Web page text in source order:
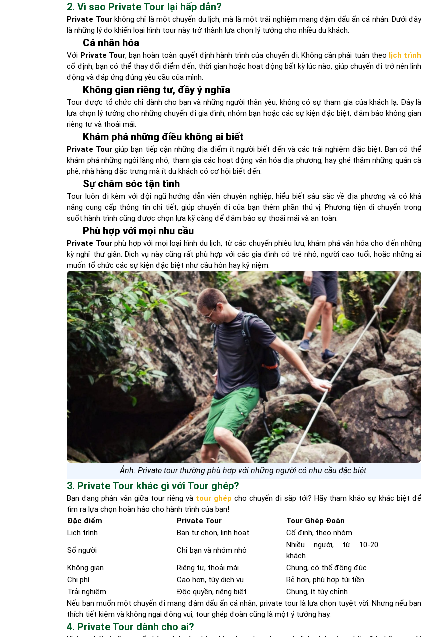
2. Vì sao Private Tour lại hấp dẫn?
Private Tourkhông chỉ là một chuyến du lịch, mà là một trải nghiệm mang đậm dấu ấn cá nhân. Dưới đây
là những lý do khiến loại hình tour này trở thành lựa chọn lý tưởng cho nhiều du khách:
Cá nhân hóa
Với Private Tour, bạn hoàn toàn quyết định hành trình của chuyến đi. Không cần phải tuân theo lịch trình
cố định, bạn có thể thay đổi điểm đến, thời gian hoặc hoạt động bất kỳ lúc nào, giúp chuyến đi trở nên linh
động và đáp ứng đúng yêu cầu của mình.
Không gian riêng tư, đầy ý nghĩa
Tour được tổ chức chỉ dành cho bạn và những người thân yêu, không có sự tham gia của khách lạ. Đây là
lựa chọn lý tưởng cho những chuyến đi gia đình, nhóm bạn hoặc các sự kiện đặc biệt, đảm bảo không gian
riêng tư và thoải mái.
Khám phá những điều không ai biết
Private Tour giúp bạn tiếp cận những địa điểm ít người biết đến và các trải nghiệm đặc biệt. Bạn có thể
khám phá những ngôi làng nhỏ, tham gia các hoạt động văn hóa địa phương, hay ghé thăm những quán cà
phê, nhà hàng đặc trưng mà ít du khách có cơ hội biết đến.
Sự chăm sóc tận tình
Tour luôn đi kèm với đội ngũ hướng dẫn viên chuyên nghiệp, hiểu biết sâu sắc về địa phương và có khả
năng cung cấp thông tin chi tiết, giúp chuyến đi của bạn thêm phần thú vị. Phương tiện di chuyển trong
suốt hành trình cũng được chọn lựa kỹ càng để đảm bảo sự thoải mái và an toàn.
Phù hợp với mọi nhu cầu
Private Tourphù hợp với mọi loại hình du lịch, từ các chuyến phiêu lưu, khám phá văn hóa cho đến những
kỳ nghỉ thư giãn. Dịch vụ này cũng rất phù hợp với các gia đình có trẻ nhỏ, người cao tuổi, hoặc những ai
muốn tổ chức các sự kiện đặc biệt như cầu hôn hay kỷ niệm.
Ảnh: Private tour thường phù hợp với những người có nhu cầu đặc biệt
3. Private Tour khác gì với Tour ghép?
Bạn đang phân vân giữa tour riêng và tour ghép cho chuyến đi sắp tới? Hãy tham khảo sự khác biệt để
tìm ra lựa chọn hoàn hảo cho hành trình của bạn!
Đặc điểm
Private Tour
Tour Ghép Đoàn
Lịch trình
Bạn tự chọn, linh hoạt
Cố định, theo nhóm
Số người
Chỉ bạn và nhóm nhỏ
Nhiều người, từ 10-20
khách
Không gian
Riêng tư, thoải mái
Chung, có thể đông đúc
Chi phí
Cao hơn, tùy dịch vụ
Rẻ hơn, phù hợp túi tiền
Trải nghiệm
Độc quyền, riêng biệt
Chung, ít tùy chỉnh
Nếu bạn muốn một chuyến đi mang đậm dấu ấn cá nhân, private tour là lựa chọn tuyệt vời. Nhưng nếu bạn
thích tiết kiệm và không ngại đông vui, tour ghép đoàn cũng là một ý tưởng hay.
4. Private Tour dành cho ai?